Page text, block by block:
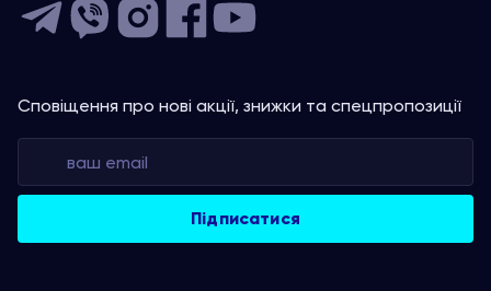
Сповіщення про нові акції, знижки та спецпропозиції